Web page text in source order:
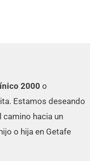
2000 o
Estamos deseando
camino hacia un
o hija en Getafe